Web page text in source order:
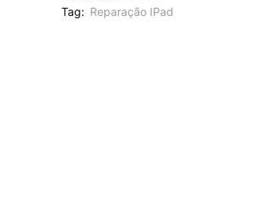
Tag: Reparação IPad